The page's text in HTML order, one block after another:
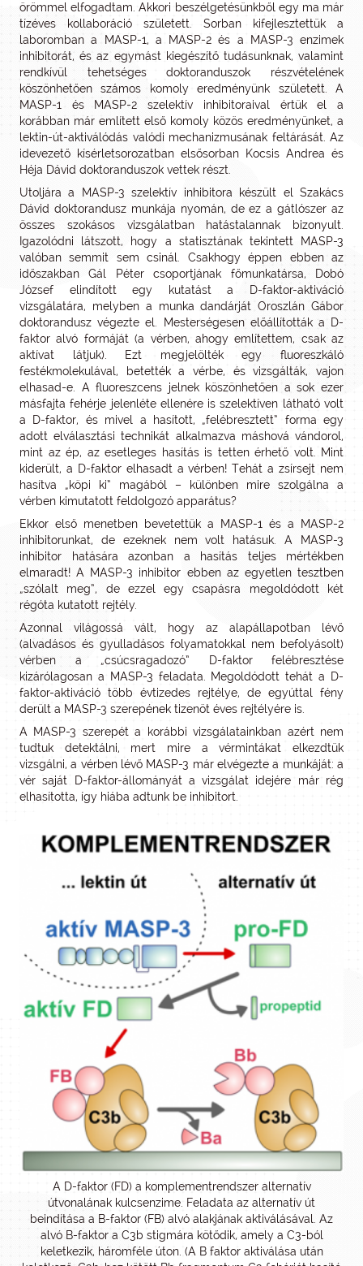
örömmel elfogadtam. Akkori beszélgetésünkből egy ma már
tízéves kollaboráció született. Sorban kifejlesztettük a
laboromban a MASP-1, a MASP-2 és a MASP-3 enzimek
inhibitorát, és az egymást kiegészítő tudásunknak, valamint
rendkívül tehetséges doktoranduszok részvételének
köszönhetően számos komoly eredményünk született. A
MASP-1 és MASP-2 szelektív inhibitoraival értük el a
korábban már említett első komoly közös eredményünket, a
lektin-út-aktiválódás valódi mechanizmusának feltárását. Az
idevezető kísérletsorozatban elsősorban Kocsis Andrea és
Héja Dávid doktoranduszok vettek részt.
Utoljára a MASP-3 szelektív inhibitora készült el Szakács
Dávid doktorandusz munkája nyomán, de ez a gátlószer az
összes szokásos vizsgálatban hatástalannak bizonyult.
Igazolódni látszott, hogy a statisztának tekintett MASP-3
valóban semmit sem csinál. Csakhogy éppen ebben az
időszakban Gál Péter csoportjának főmunkatársa, Dobó
József elindított egy kutatást a D-faktor-aktiváció
vizsgálatára, melyben a munka dandárját Oroszlán Gábor
doktorandusz végezte el. Mesterségesen előállították a D-
faktor alvó formáját (a vérben, ahogy említettem, csak az
aktívat látjuk). Ezt megjelölték egy fluoreszkáló
festékmolekulával, betették a vérbe, és vizsgálták, vajon
elhasad-e. A fluoreszcens jelnek köszönhetően a sok ezer
másfajta fehérje jelenléte ellenére is szelektíven látható volt
a D-faktor, és mivel a hasított, „felébresztett” forma egy
adott elválasztási technikát alkalmazva máshová vándorol,
mint az ép, az esetleges hasítás is tetten érhető volt. Mint
kiderült, a D-faktor elhasadt a vérben! Tehát a zsírsejt nem
hasítva „köpi ki” magából – különben mire szolgálna a
vérben kimutatott feldolgozó apparátus?
Ekkor első menetben bevetettük a MASP-1 és a MASP-2
inhibitorunkat, de ezeknek nem volt hatásuk. A MASP-3
inhibitor hatására azonban a hasítás teljes mértékben
elmaradt! A MASP-3 inhibitor ebben az egyetlen tesztben
„szólalt meg”, de ezzel egy csapásra megoldódott két
régóta kutatott rejtély.
Azonnal világossá vált, hogy az alapállapotban lévő
(alvadásos és gyulladásos folyamatokkal nem befolyásolt)
vérben a „csúcsragadozó” D-faktor felébresztése
kizárólagosan a MASP-3 feladata. Megoldódott tehát a D-
faktor-aktiváció több évtizedes rejtélye, de egyúttal fény
derült a MASP-3 szerepének tizenöt éves rejtélyére is.
A MASP-3 szerepét a korábbi vizsgálatainkban azért nem
tudtuk detektálni, mert mire a vérmintákat elkezdtük
vizsgálni, a vérben lévő MASP-3 már elvégezte a munkáját: a
vér saját D-faktor-állományát a vizsgálat idejére már rég
elhasította, így hiába adtunk be inhibitort.
A D-faktor (FD) a komplementrendszer alternatív
útvonalának kulcsenzime. Feladata az alternatív út
beindítása a B-faktor (FB) alvó alakjának aktiválásával. Az
alvó B-faktor a C3b stigmára kötődik, amely a C3-ból
keletkezik, háromféle úton. (A B faktor aktiválása után